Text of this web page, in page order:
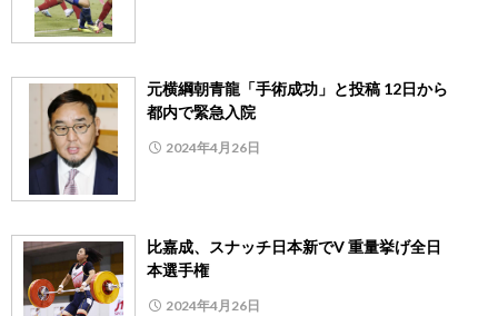
元横綱朝青龍「手術成功」と投稿 12日から
都内で緊急入院
2024年4月26日
比嘉成、スナッチ日本新でV 重量挙げ全日
本選手権
2024年4月26日